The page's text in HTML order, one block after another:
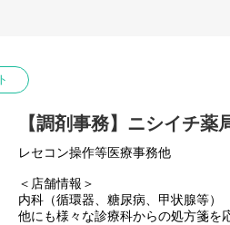
【調剤事務】ニシイチ薬
レセコン操作等医療事務他
＜店舗情報＞
内科（循環器、糖尿病、甲状腺等）
他にも様々な診療科からの処方箋を